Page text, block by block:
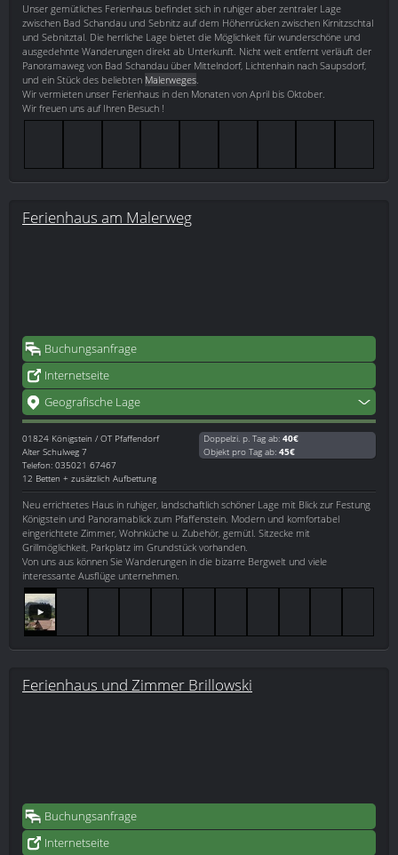
Unser gemütliches Ferienhaus befindet sich in ruhiger aber zentraler Lage
zwischen Bad Schandau und Sebnitz auf dem Höhenrücken zwischen Kirnitzschtal
und Sebnitztal. Die herrliche Lage bietet die Möglichkeit für wunderschöne und
ausgedehnte Wanderungen direkt ab Unterkunft. Nicht weit entfernt verläuft der
Panoramaweg von Bad Schandau über Mittelndorf, Lichtenhain nach Saupsdorf,
und ein Stück des beliebten Malerweges
Wir vermieten unser Ferienhaus in den Monaten von April bis Oktober.
Wir freuen uns auf Ihren Besuch !
Ferienhaus am Malerweg
Buchungsanfrage
Internetseite
Geografische Lage
01824 Königstein / OT Pfaffendorf
Alter Schulweg 7
Telefon: 035021 67467
12 Betten + zusätzlich Aufbettung
Doppelzi. p. Tag ab: 40€
Objekt pro Tag ab: 45€
Neu errichtetes Haus in ruhiger, landschaftlich schöner Lage mit Blick zur Festung
Königstein und Panoramablick zum Pfaffenstein. Modern und komfortabel
eingerichtete Zimmer, Wohnküche u. Zubehör, gemütl. Sitzecke mit
Grillmöglichkeit, Parkplatz im Grundstück vorhanden.
Von uns aus können Sie Wanderungen in die bizarre Bergwelt und viele
interessante Ausflüge unternehmen.
Ferienhaus und Zimmer Brillowski
Buchungsanfrage
Internetseite